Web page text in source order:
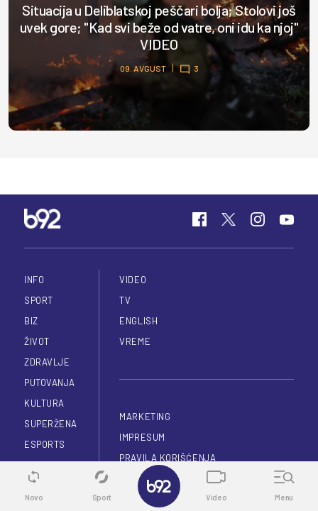
Situacija u Deliblatskoj peščari bolja; Stolovi još
uvek gore; "Kad svi beže od vatre, oni idu ka njoj"
VIDEO
09. AVGUST 3
INFO
SPORT
BIZ
ŽIVOT
ZDRAVLJE
PUTOVANJA
KULTURA
SUPERŽENA
ESPORTS
TEHNOPOLIS
AUTOMOBILI
VIDEO
TV
ENGLISH
VREME
MARKETING
IMPRESUM
PRAVILA KORIŠĆENJA
POLITIKA PRIVATNOSTI
APLIKACIJE
Novo Sport Video Menu
✕